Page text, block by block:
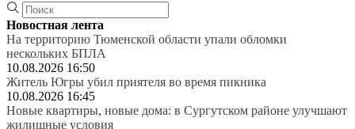
Новостная лента
На территорию Тюменской области упали обломки
нескольких БПЛА
10.08.2026 16:50
Житель Югры убил приятеля во время пикника
10.08.2026 16:45
Новые квартиры, новые дома: в Сургутском районе улучшают
жилищные условия